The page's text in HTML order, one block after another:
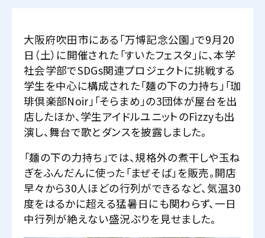
大阪府吹田市にある「万博記念公園」で9月20
日（土）に開催された「すいたフェスタ」に、本学
社会学部でSDGs関連プロジェクトに挑戦する
学生を中心に構成された「麺の下の力持ち」「珈
琲倶楽部Noir」「そらまめ」の3団体が屋台を出
店したほか、学生アイドルユニットのFizzyも出
演し、舞台で歌とダンスを披露しました。
「麺の下の力持ち」では、規格外の煮干しや玉ね
ぎをふんだんに使った「まぜそば」を販売。開店
早々から30人ほどの行列ができるなど、気温30
度をはるかに超える猛暑日にも関わらず、一日
中行列が絶えない盛況ぶりを見せました。